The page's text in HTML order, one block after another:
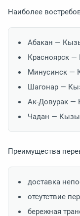
Наиболее
Абакан —
Красноярск
Минусинск —
Шагонар —
Ак-Довурак —
Чадан —
Преимущества
доставка
отсутствие
бережная